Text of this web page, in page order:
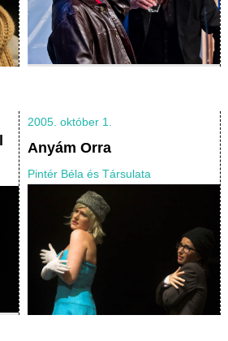
2005. október 1.
Anyám Orra
Pintér Béla és Társulata